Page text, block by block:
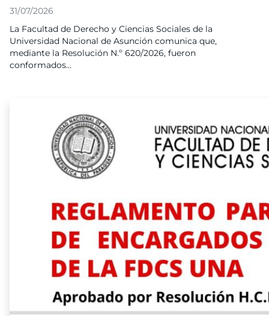
31/07/2026
La Facultad de Derecho y Ciencias Sociales de la
Universidad Nacional de Asunción comunica que,
mediante la Resolución N.º 620/2026, fueron
conformados...